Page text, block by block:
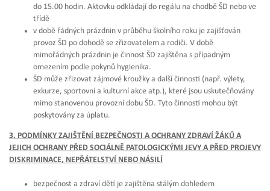
do 15.00 hodin. Aktovku odkládají do regálu na chodbě ŠD nebo ve
třídě
v době řádných prázdnin v průběhu školního roku je zajišťován
provoz ŠD po dohodě se zřizovatelem a rodiči. V době
mimořádných prázdnin je činnost ŠD zajištěna s případným
omezením podle pokynů hygienika.
ŠD může zřizovat zájmové kroužky a další činnosti (např. výlety,
exkurze, sportovní a kulturní akce atp.), které jsou uskutečňovány
mimo stanovenou provozní dobu ŠD. Tyto činnosti mohou být
poskytovány za úplatu.
3. PODMÍNKY ZAJIŠTĚNÍ BEZPEČNOSTI A OCHRANY ZDRAVÍ ŽÁKŮ A
JEJICH OCHRANY PŘED SOCIÁLNĚ PATOLOGICKÝMI JEVY A PŘED PROJEVY
DISKRIMINACE, NEPŘÁTELSTVÍ NEBO NÁSILÍ
bezpečnost a zdraví dětí je zajištěna stálým dohledem